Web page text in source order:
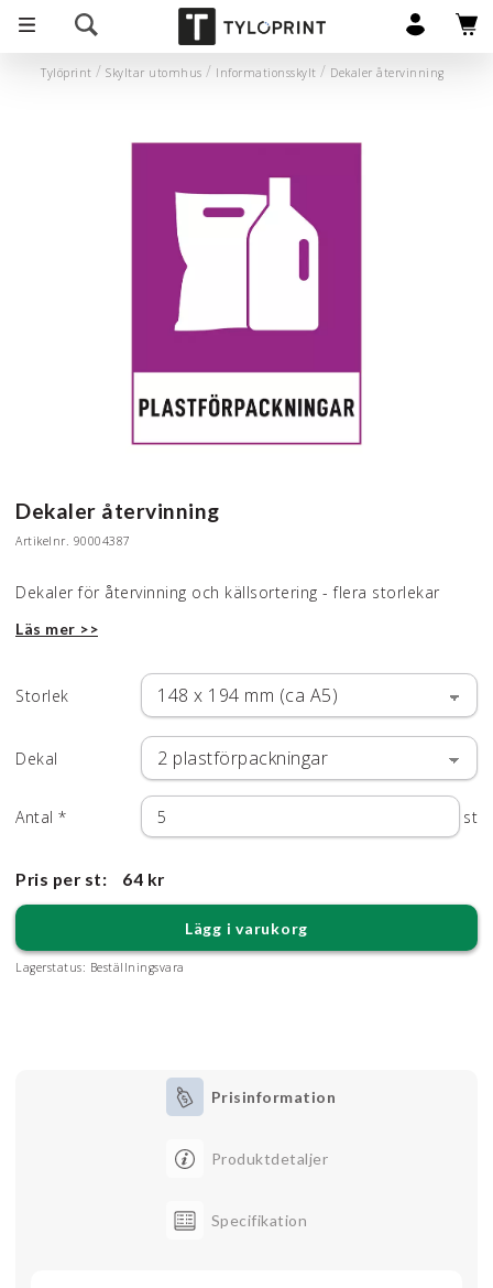
Tylöprint Skyltar utomhus Informationsskylt Dekaler återvinning
Dekaler återvinning
Artikelnr. 90004387
Dekaler för återvinning och källsortering - flera storlekar
Läs mer >>
Storlek
Dekal
Antal * st
Pris per st: 64 kr
Lägg i varukorg
Lagerstatus: Beställningsvara
Prisinformation
Produktdetaljer
Specifikation